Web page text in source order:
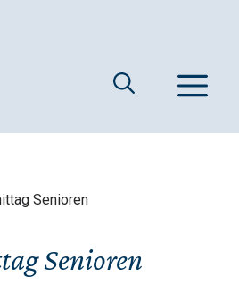
Senioren
Senioren